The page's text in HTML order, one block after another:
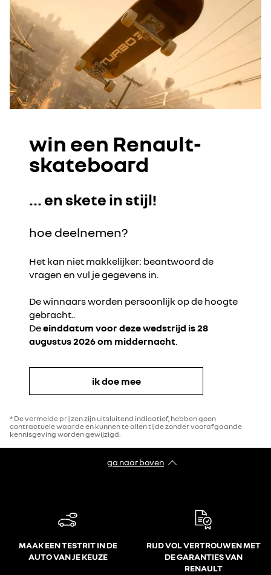
win een Renault-
skateboard
... en skete in stijl!
hoe deelnemen?
Het kan niet makkelijker: beantwoord de
vragen en vul je gegevens in.
De winnaars worden persoonlijk op de hoogte
gebracht..
Deeinddatum voor deze wedstrijd is 28
augustus 2026 om middernacht.
ik doe mee
* De vermelde prijzen zijn uitsluitend indicatief, hebben geen
contractuele waarde en kunnen te allen tijde zonder voorafgaande
kennisgeving worden gewijzigd.
ga naar boven
MAAK EEN TESTRIT IN DE
AUTO VAN JE KEUZE
RIJD VOL VERTROUWEN MET
DE GARANTIES VAN
RENAULT